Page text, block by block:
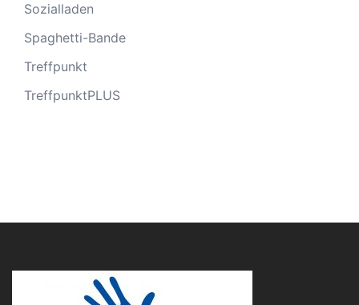
Sozialladen
Spaghetti-Bande
Treffpunkt
TreffpunktPLUS